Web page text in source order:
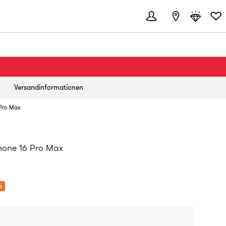
Versandinformationen
Max
16 Pro Max